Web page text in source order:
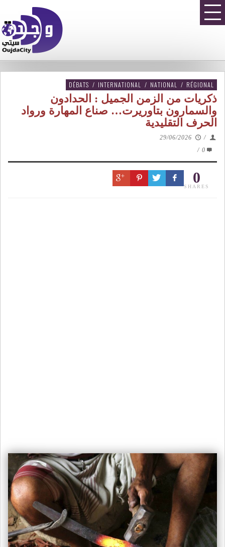
DÉBATS / INTERNATIONAL / NATIONAL / RÉGIONAL
ذكريات من الزمن الجميل : الحدادون
والسمارون بتاوريرت… صناع المهارة ورواد
الحرف التقليدية
/
29/06/2026
0
/
0
SHARES